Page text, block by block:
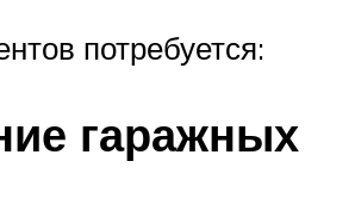
потребуется:
гаражных